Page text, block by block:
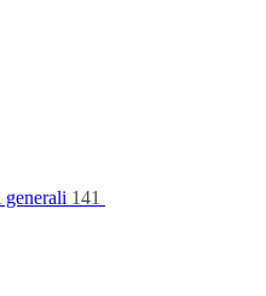
141